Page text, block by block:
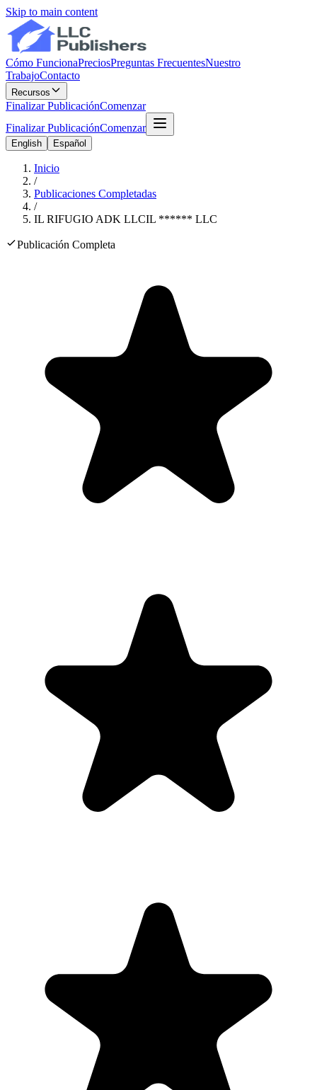
Skip to main content
Cómo FuncionaPreciosPreguntas FrecuentesNuestro
TrabajoContacto
Recursos
Finalizar PublicaciónComenzar
Finalizar PublicaciónComenzar
English Español
Inicio
/
Publicaciones Completadas
/
IL RIFUGIO ADK LLCIL ****** LLC
Publicación Completa